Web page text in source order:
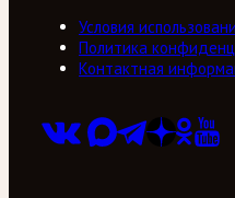
Условия
Политика
Контактная